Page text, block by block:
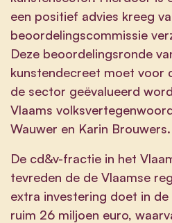
een positief advies kreeg
beoordelingscommissie
Deze beoordelingsronde
kunstendecreet moet voor
de sector geëvalueerd
Vlaams
Wauwer en Karin Brouwers.
De cd&v-fractie in het
tevreden de de Vlaamse
extra investering doet in
ruim 26 miljoen euro,